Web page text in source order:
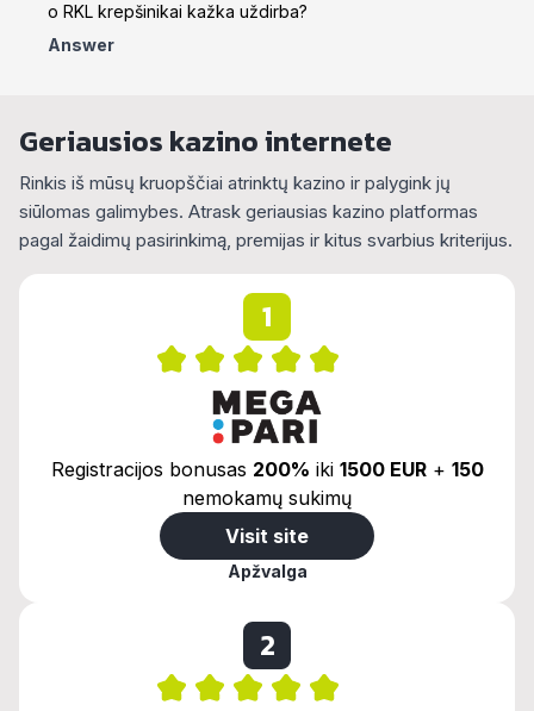
o RKL krepšinikai kažka uždirba?
Answer
Geriausios kazino internete
Rinkis iš mūsų kruopščiai atrinktų kazino ir palygink jų
siūlomas galimybes. Atrask geriausias kazino platformas
pagal žaidimų pasirinkimą, premijas ir kitus svarbius kriterijus.
1
Registracijos bonusas 200% iki 1500 EUR+ 150
nemokamų sukimų
Visit site
Apžvalga
2